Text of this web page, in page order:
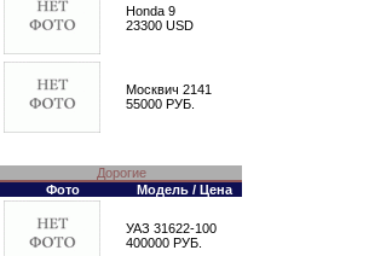
Honda 9
23300 USD
Москвич 2141
55000 РУБ.
Дорогие
Фото
Модель / Цена
УАЗ 31622-100
400000 РУБ.